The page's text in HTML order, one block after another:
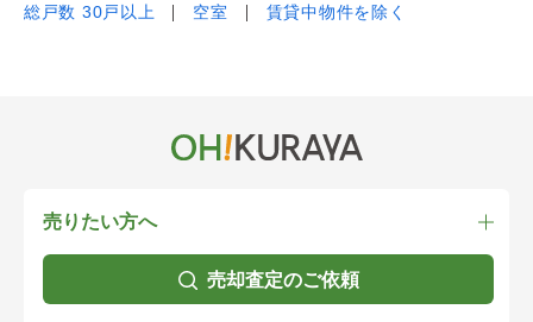
総戸数 30戸以上
空室 賃貸中物件を除く
売りたい方へ
売却査定のご依頼